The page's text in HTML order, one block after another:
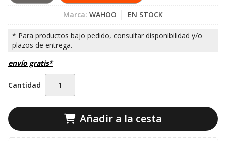
Marca: WAHOO EN STOCK
envío gratis*
Cantidad
Añadir a la cesta